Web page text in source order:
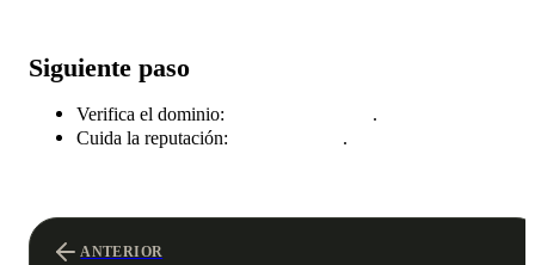
Siguiente paso
Verifica el dominio:
.
Cuida la reputación:
.
ANTERIOR